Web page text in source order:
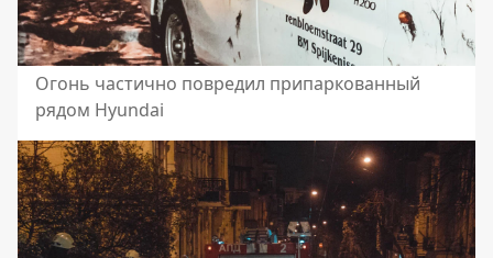
Огонь частично повредил припаркованный
рядом Hyundai